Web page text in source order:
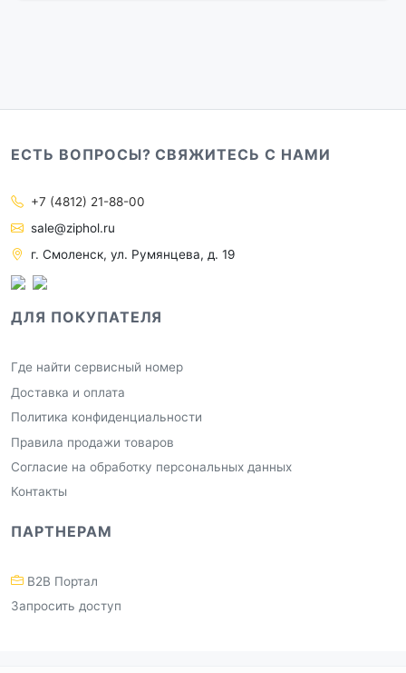
ЕСТЬ ВОПРОСЫ? СВЯЖИТЕСЬ С НАМИ
+7 (4812) 21-88-00
sale@ziphol.ru
г. Смоленск, ул. Румянцева, д. 19
ДЛЯ ПОКУПАТЕЛЯ
Где найти сервисный номер
Доставка и оплата
Политика конфиденциальности
Правила продажи товаров
Согласие на обработку персональных данных
Контакты
ПАРТНЕРАМ
B2B Портал
Запросить доступ